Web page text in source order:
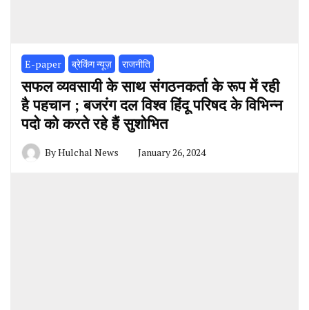
E-paper ब्रेकिंग न्यूज़ राजनीति
सफल व्यवसायी के साथ संगठनकर्ता के रूप में रही
है पहचान ; बजरंग दल विश्व हिंदू परिषद के विभिन्न
पदो को करते रहे हैं सुशोभित
ByHulchal News January 26, 2024